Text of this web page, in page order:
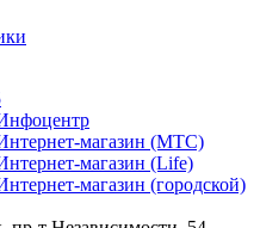
магазин (МТС)
магазин (Life)
магазин (городской)